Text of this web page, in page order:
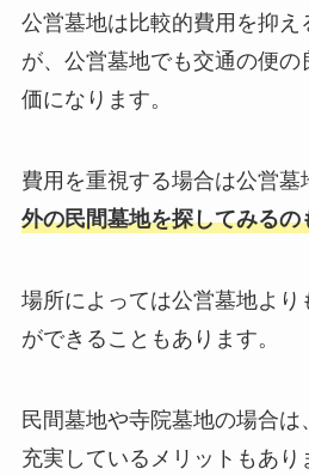
公営墓地は比較的費用を抑え
が、公営墓地でも交通の便の
価になります。
費用を重視する場合は公営墓
外の民間墓地を探してみるの
場所によっては公営墓地より
ができることもあります。
民間墓地や寺院墓地の場合
充実しているメリットもあり